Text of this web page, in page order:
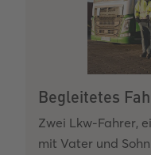
Begleitetes
Zwei Lkw-Fahrer,
mit Vater und